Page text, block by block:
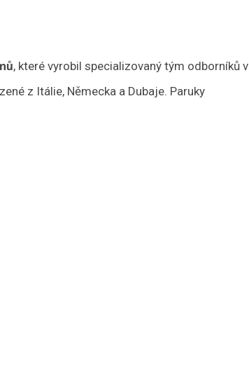
, které vyrobil specializovaný tým odborníků v
z Itálie, Německa a Dubaje. Paruky